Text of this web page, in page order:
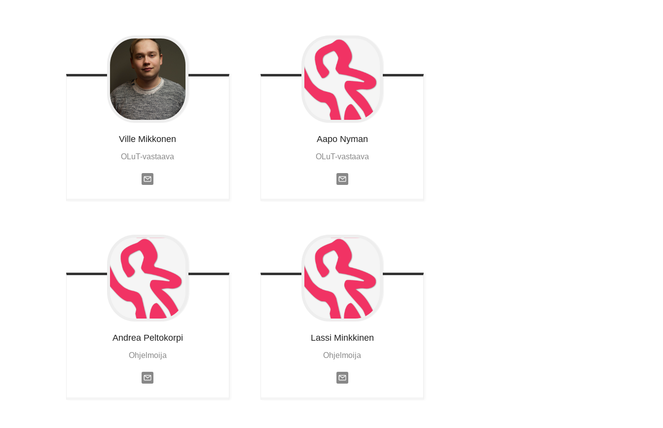
Ville Mikkonen
OLuT-vastaava
Aapo Nyman
OLuT-vastaava
Andrea Peltokorpi
Ohjelmoija
Lassi Minkkinen
Ohjelmoija